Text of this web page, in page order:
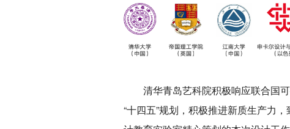
清华青岛艺科院积极响应联合国
“十四五”规划，积极推进新质生产力